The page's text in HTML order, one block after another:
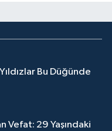
Bu Düğünde
Vefat: 29 Yaşındaki